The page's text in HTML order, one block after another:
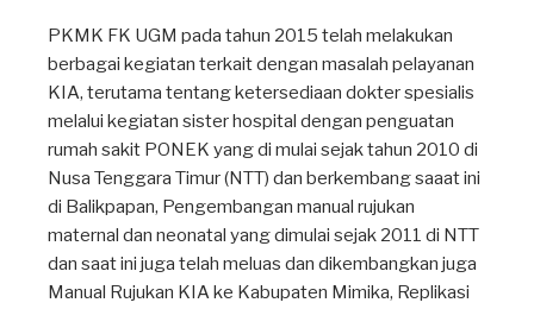
PKMK FK UGM pada tahun 2015 telah melakukan
berbagai kegiatan terkait dengan masalah pelayanan
KIA, terutama tentang ketersediaan dokter spesialis
melalui kegiatan sister hospital dengan penguatan
rumah sakit PONEK yang di mulai sejak tahun 2010 di
Nusa Tenggara Timur (NTT) dan berkembang saaat ini
di Balikpapan, Pengembangan manual rujukan
maternal dan neonatal yang dimulai sejak 2011 di NTT
dan saat ini juga telah meluas dan dikembangkan juga
Manual Rujukan KIA ke Kabupaten Mimika, Replikasi